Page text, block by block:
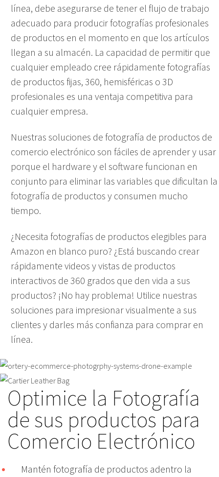
línea, debe asegurarse de tener el flujo de trabajo
adecuado para producir fotografías profesionales
de productos en el momento en que los artículos
llegan a su almacén. La capacidad de permitir que
cualquier empleado cree rápidamente fotografías
de productos fijas, 360, hemisféricas o 3D
profesionales es una ventaja competitiva para
cualquier empresa.
Nuestras soluciones de fotografía de productos de
comercio electrónico son fáciles de aprender y usar
porque el hardware y el software funcionan en
conjunto para eliminar las variables que dificultan la
fotografía de productos y consumen mucho
tiempo.
¿Necesita fotografías de productos elegibles para
Amazon en blanco puro? ¿Está buscando crear
rápidamente videos y vistas de productos
interactivos de 360 grados que den vida a sus
productos? ¡No hay problema! Utilice nuestras
soluciones para impresionar visualmente a sus
clientes y darles más confianza para comprar en
línea.
Optimice la Fotografía
de sus productos para
Comercio Electrónico
Mantén fotografía de productos adentro la